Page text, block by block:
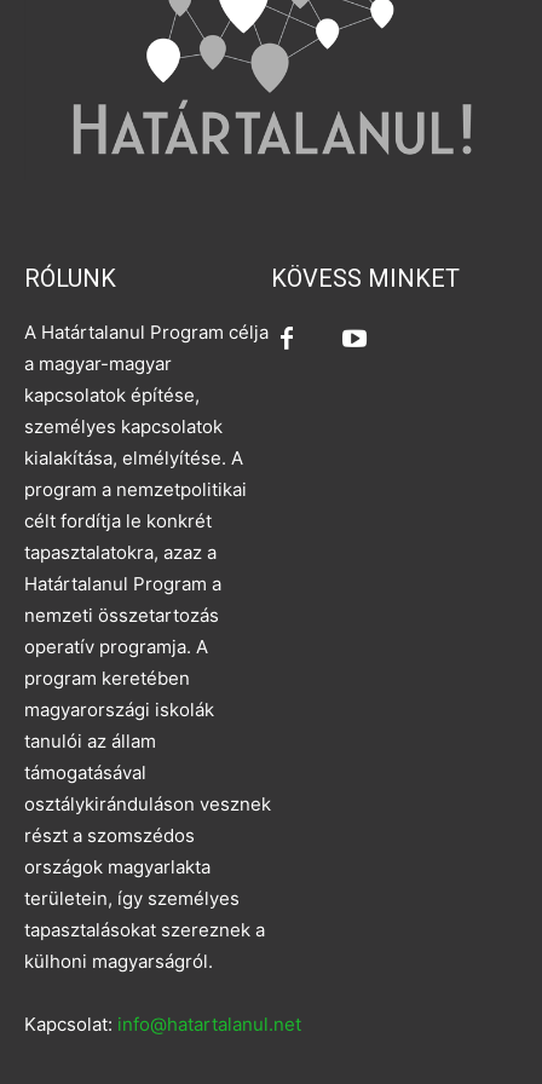
RÓLUNK
A Határtalanul Program célja
a magyar-magyar
kapcsolatok építése,
személyes kapcsolatok
kialakítása, elmélyítése. A
program a nemzetpolitikai
célt fordítja le konkrét
tapasztalatokra, azaz a
Határtalanul Program a
nemzeti összetartozás
operatív programja. A
program keretében
magyarországi iskolák
tanulói az állam
támogatásával
osztálykiránduláson vesznek
részt a szomszédos
országok magyarlakta
területein, így személyes
tapasztalásokat szereznek a
külhoni magyarságról.
Kapcsolat: info@hatartalanul.net
KÖVESS MINKET